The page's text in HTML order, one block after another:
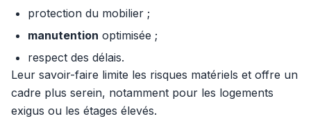
protection du mobilier ;
manutention optimisée ;
respect des délais.
Leur savoir-faire limite les risques matériels et offre un
cadre plus serein, notamment pour les logements
exigus ou les étages élevés.